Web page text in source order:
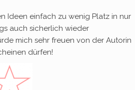
Ideen einfach zu wenig Platz in nur
auch sicherlich wieder
mich sehr freuen von der Autorin
dürfen!